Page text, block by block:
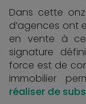
Dans cette
d’agences ont
en vente à
signature
force est de
immobilier
réaliser de